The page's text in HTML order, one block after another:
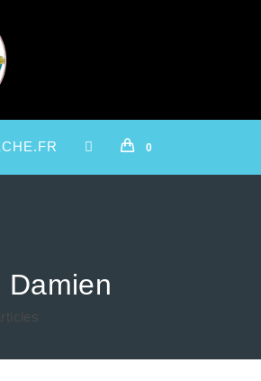
0
Damien